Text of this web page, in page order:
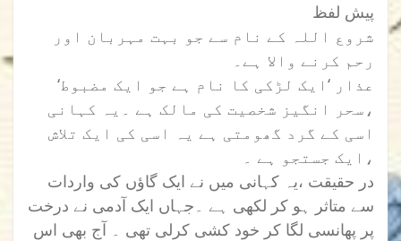
پیش لفظ
شروع اللہ کے نام سے جو بہت مہربان اور
رحم کرنے والا ہے۔
‘عذار ‘ایک لڑکی کا نام ہے جو ایک مضبوط
،سحر انگیز شخصیت کی مالک ہے ۔یہ کہانی
اسی کے گرد گھومتی ہے یہ اسی کی ایک تلاش
،ایک جستجو ہے ۔
در حقیقت ،یہ کہانی میں نے ایک گاؤں کی واردات
سے متاثر ہو کر لکھی ہے ۔جہاں ایک آدمی نے درخت
پر پھانسی لگا کر خود کشی کرلی تھی ۔ آج بھی اس